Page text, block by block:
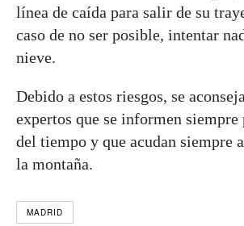
línea de caída para salir de su
caso de no ser posible, intentar
nieve.
Debido a estos riesgos, se
expertos que se informen siempre
del tiempo y que acudan siempre
la montaña.
MADRID